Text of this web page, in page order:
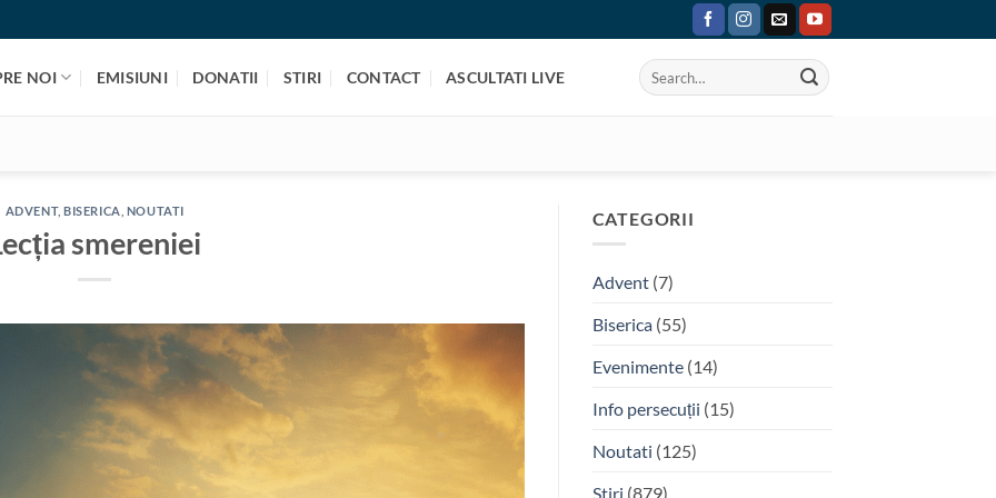
NOI EMISIUNI DONATII STIRI CONTACT ASCULTATI LIVE
ADVENT,BISERICA NOUTATI
smereniei
CATEGORII
Advent(7)
Biserica(55)
Evenimente(14)
Info persecuții (15)
Noutati (125)
Stiri (879)